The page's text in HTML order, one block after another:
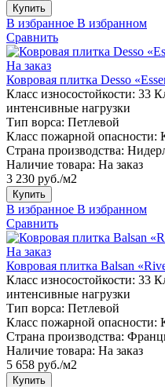
Купить
В избранное В избранном
Сравнить
На заказ
Ковровая плитка Desso
Класс износостойкости: 33
интенсивные нагрузки
Тип ворса: Петлевой
Класс пожарной опасности:
Страна производства:
Наличие товара: На заказ
3 230 руб./м2
Купить
В избранное В избранном
Сравнить
На заказ
Ковровая плитка Balsan
Класс износостойкости: 33
интенсивные нагрузки
Тип ворса: Петлевой
Класс пожарной опасности:
Страна производства:
Наличие товара: На заказ
5 658 руб./м2
Купить